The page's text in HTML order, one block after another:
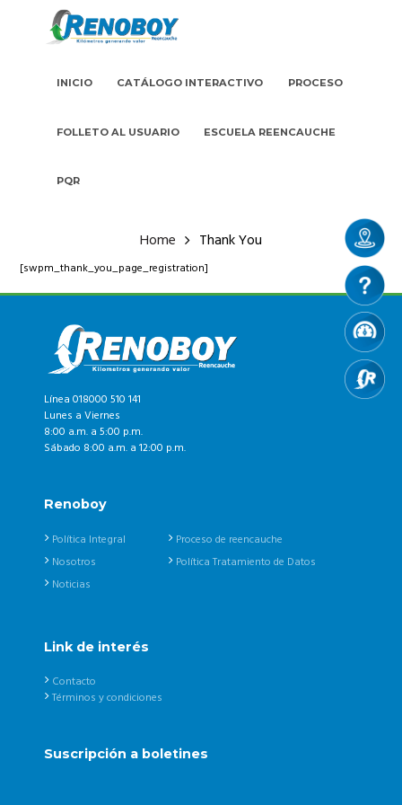
INICIO CATÁLOGO INTERACTIVO PROCESO
FOLLETO AL USUARIO ESCUELA REENCAUCHE
PQR
Home Thank You
[swpm_thank_you_page_registration]
Línea 018000 510 141
Lunes a Viernes
8:00 a.m. a 5:00 p.m.
Sábado 8:00 a.m. a 12:00 p.m.
Renoboy
Política Integral
Nosotros
Noticias
Proceso de reencauche
Política Tratamiento de Datos
Link de interés
Contacto
Términos y condiciones
Suscripción a boletines